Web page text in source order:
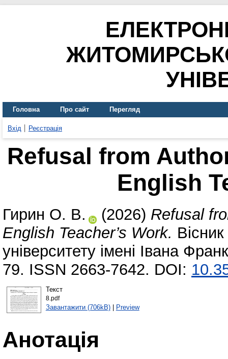
Головна Про сайт Перегляд
Вхід Реєстрація
Refusal from
English
Гирин О. В. (2026) Refusal
English Teacher’s Work.
університету імені Івана
79. ISSN 2663-7642. DOI:
Текст
8.pdf
Завантажити (706kB)| Preview
Анотація